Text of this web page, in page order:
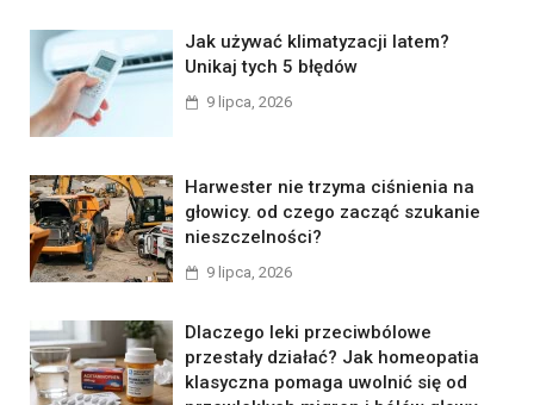
Jak używać klimatyzacji latem?
Unikaj tych 5 błędów
9 lipca, 2026
Harwester nie trzyma ciśnienia na
głowicy. od czego zacząć szukanie
nieszczelności?
9 lipca, 2026
Dlaczego leki przeciwbólowe
przestały działać? Jak homeopatia
klasyczna pomaga uwolnić się od